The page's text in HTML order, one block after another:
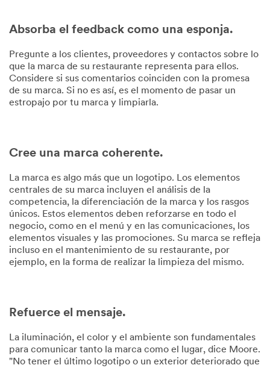
Absorba el feedback como una esponja.
Pregunte a los clientes, proveedores y contactos sobre lo
que la marca de su restaurante representa para ellos.
Considere si sus comentarios coinciden con la promesa
de su marca. Si no es así, es el momento de pasar un
estropajo por tu marca y limpiarla.
Cree una marca coherente.
La marca es algo más que un logotipo. Los elementos
centrales de su marca incluyen el análisis de la
competencia, la diferenciación de la marca y los rasgos
únicos. Estos elementos deben reforzarse en todo el
negocio, como en el menú y en las comunicaciones, los
elementos visuales y las promociones. Su marca se refleja
incluso en el mantenimiento de su restaurante, por
ejemplo, en la forma de realizar la limpieza del mismo.
Refuerce el mensaje.
La iluminación, el color y el ambiente son fundamentales
para comunicar tanto la marca como el lugar, dice Moore.
"No tener el último logotipo o un exterior deteriorado que